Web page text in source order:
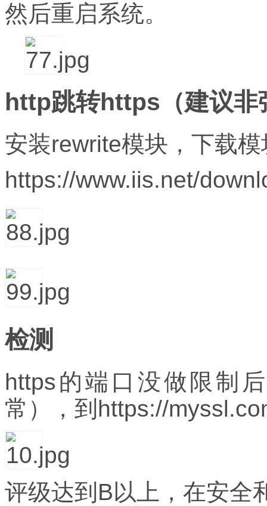
然后重启系统。
http跳转https （建议
安装rewrite模块，下载模
https://www.iis.net/
检测
https 的端口没做限制
常），到 https://
评级达到 B以上，在安全